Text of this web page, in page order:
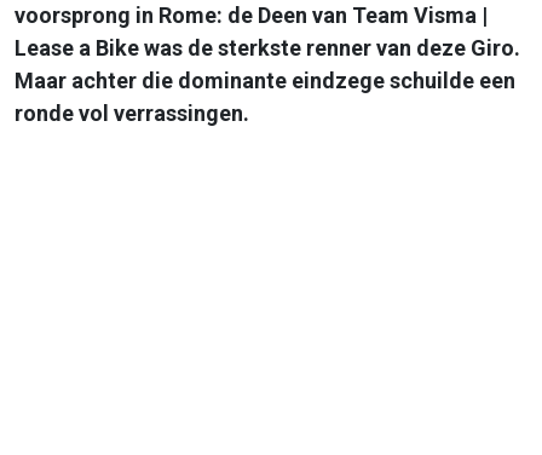
voorsprong in Rome: de Deen van Team Visma |
Lease a Bike was de sterkste renner van deze Giro.
Maar achter die dominante eindzege schuilde een
ronde vol verrassingen.